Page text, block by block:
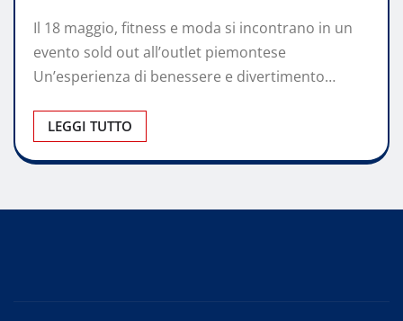
Il 18 maggio, fitness e moda si incontrano in un
evento sold out all’outlet piemontese
Un’esperienza di benessere e divertimento…
LEGGI TUTTO